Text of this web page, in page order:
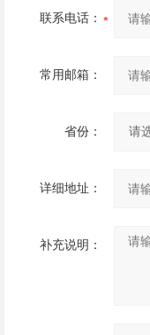
联系电话：
常用邮箱：
省份：
详细地址：
补充说明：